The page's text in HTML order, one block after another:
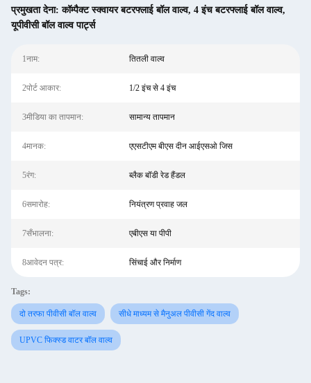
प्रमुखता देना:कॉम्पैक्ट स्क्वायर बटरफ्लाई बॉल वाल्व, 4 इंच बटरफ्लाई बॉल वाल्व,
यूपीवीसी बॉल वाल्व पार्ट्स
1नाम: तितली वाल्व
2पोर्ट आकार: 1/2 इंच से 4 इंच
3मीडिया का तापमान: सामान्य तापमान
4मानक: एएसटीएम बीएस दीन आईएसओ जिस
5रंग: ब्लैक बॉडी रेड हैंडल
6समारोह: नियंत्रण प्रवाह जल
7सँभालना: एबीएस या पीपी
8आवेदन पत्र: सिंचाई और निर्माण
Tags:
दो तरफा पीवीसी बॉल वाल्व सीधे माध्यम से मैनुअल पीवीसी गेंद वाल्व
UPVC फिक्स्ड वाटर बॉल वाल्व